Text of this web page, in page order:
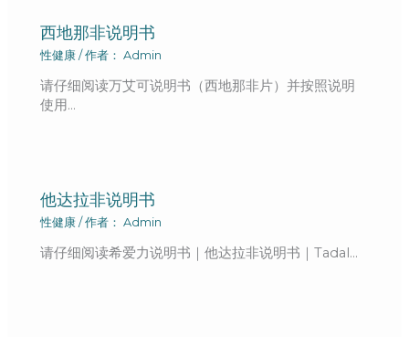
西地那非说明书
性健康 / 作者： Admin
请仔细阅读万艾可说明书（西地那非片）并按照说明
使用…
他达拉非说明书
性健康 / 作者： Admin
请仔细阅读希爱力说明书｜他达拉非说明书｜Tadal…